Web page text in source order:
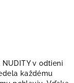
v odtieni
každému